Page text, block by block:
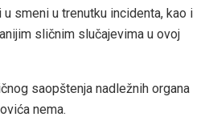
smeni u trenutku incidenta, kao i
sličnim slučajevima u ovoj
saopštenja nadležnih organa
nema.